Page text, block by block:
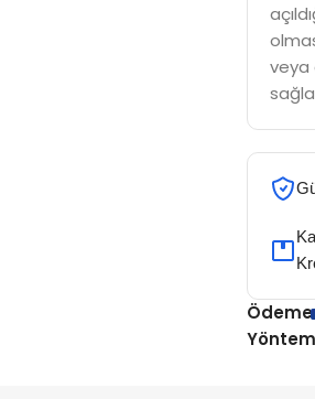
veya
Ödeme